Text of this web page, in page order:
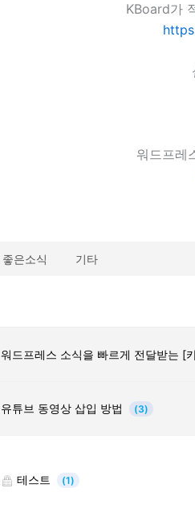
KBoard가
워드프레
좋은소식 기타
워드프레스 소식을 빠르게 전달받는 [
유튜브 동영상 삽입 방법 (3)
테스트 (1)